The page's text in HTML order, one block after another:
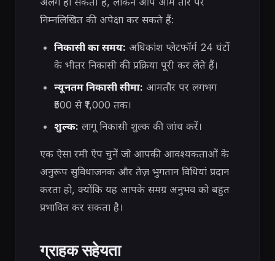
निम्नलिखित की अपेक्षा कर सकते हैं:
निकासी का समय: अधिकांश प्लेटफॉर्म 24 घंटों
के भीतर निकासी की प्रक्रिया पूरी कर लेते हैं।
न्यूनतम निकासी सीमा: आमतौर पर लगभग
₹500 से ₹1,000 तक।
शुल्क: लागू निकासी शुल्क की जांच करें।
एक ऐसा रमी ऐप चुनें जो आपकी आवश्यकताओं के
अनुरूप सुविधाजनक और तेज़ भुगतान विधियां प्रदान
करता हो, क्योंकि यह आपके समग्र अनुभव को बहुत
प्रभावित कर सकता है।
ग्राहक सहेयता